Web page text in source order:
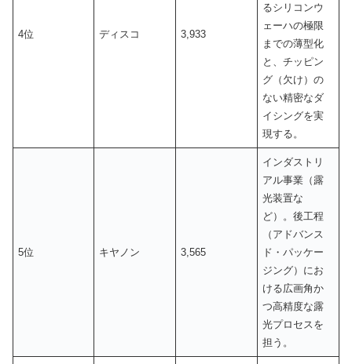
4位 ディスコ 3,933
るシリコンウ
ェーハの極限
までの薄型化
と、チッピン
グ（欠け）の
ない精密なダ
イシングを実
現する。
5位 キヤノン 3,565
インダストリ
アル事業（露
光装置な
ど）。後工程
（アドバンス
ド・パッケー
ジング）にお
ける広画角か
つ高精度な露
光プロセスを
担う。